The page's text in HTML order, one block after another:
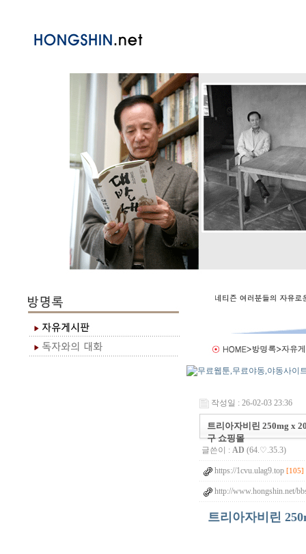
작성일 : 26-02-03 23:36
트리아자비린 250mg x
구 쇼핑몰
글쓴이 : AD (64.♡.35.3)
https://1cvu.ulag9.top [105]
http://www.hongshin.net/
트리아자비린